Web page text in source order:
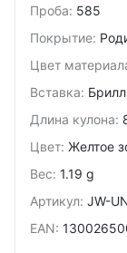
Проба: 585
Покрытие:
Цвет
Вставка:
Длина кулона:
Цвет: Желтое
Вес: 1.19 g
Артикул: JW-
EAN: